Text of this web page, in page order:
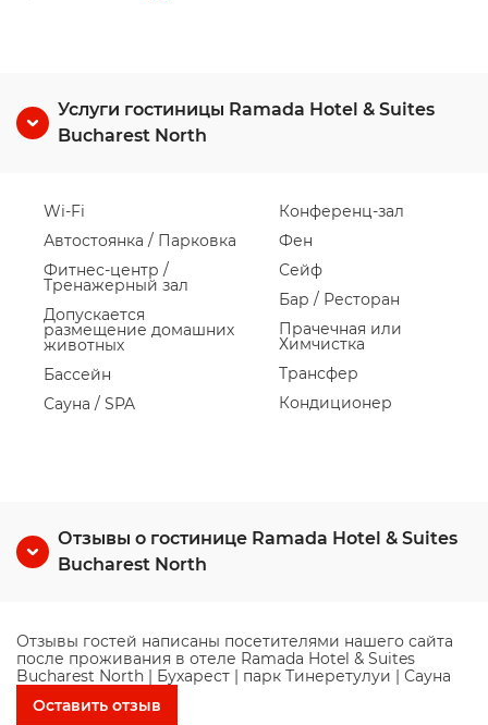
Услуги гостиницы Ramada Hotel & Suites
Bucharest North
Wi-Fi
Автостоянка / Парковка
Фитнес-центр /
Тренажерный зал
Допускается
размещение домашних
животных
Бассейн
Сауна / SPA
Конференц-зал
Фен
Сейф
Бар / Ресторан
Прачечная или
Химчистка
Трансфер
Кондиционер
Отзывы о гостинице Ramada Hotel & Suites
Bucharest North
Отзывы гостей написаны посетителями нашего сайта
после проживания в отеле Ramada Hotel & Suites
Bucharest North | Бухарест | парк Тинеретулуи | Сауна
Оставить отзыв